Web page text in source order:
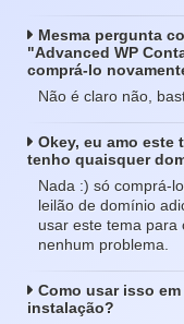
Mesma pergunta
"Advanced WP
comprá-lo
Não é claro não,
Okey, eu amo este
tenho quaisquer
Nada :) só comprá-
leilão de domínio
usar este tema para
nenhum problema.
Como usar isso
instalação?